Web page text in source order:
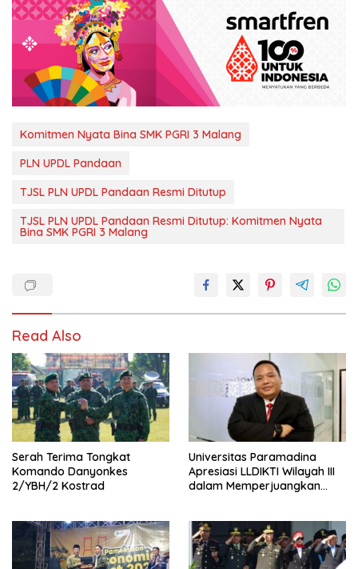
Komitmen Nyata Bina SMK PGRI 3 Malang
PLN UPDL Pandaan
TJSL PLN UPDL Pandaan Resmi Ditutup
TJSL PLN UPDL Pandaan Resmi Ditutup: Komitmen Nyata
Bina SMK PGRI 3 Malang
Read Also
Serah Terima Tongkat
Komando Danyonkes
2/YBH/2 Kostrad
Universitas Paramadina
Apresiasi LLDIKTI Wilayah III
dalam Memperjuangkan